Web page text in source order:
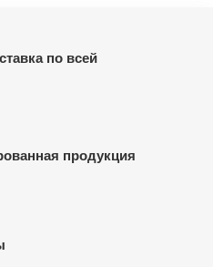
по всей
продукция